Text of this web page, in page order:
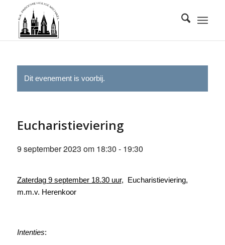
Dit evenement is voorbij.
Eucharistieviering
9 september 2023 om 18:30 - 19:30
Zaterdag 9 september 18.30 uur, Eucharistieviering,
m.m.v. Herenkoor
Intenties: